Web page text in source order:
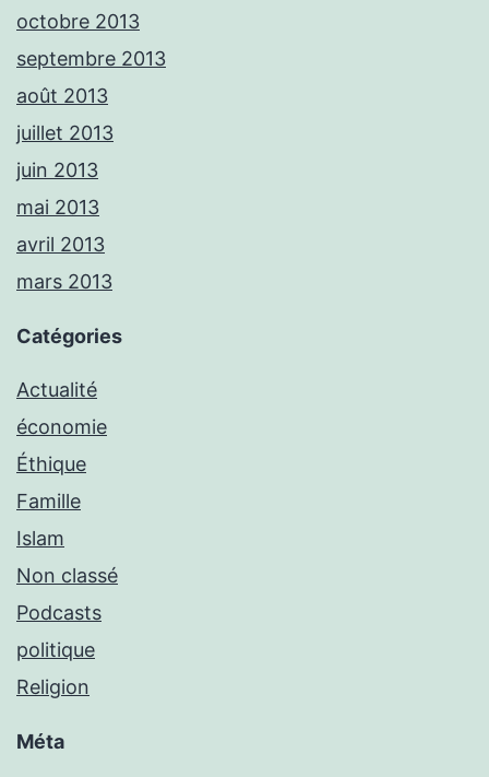
octobre 2013
septembre 2013
août 2013
juillet 2013
juin 2013
mai 2013
avril 2013
mars 2013
Catégories
Actualité
économie
Éthique
Famille
Islam
Non classé
Podcasts
politique
Religion
Méta